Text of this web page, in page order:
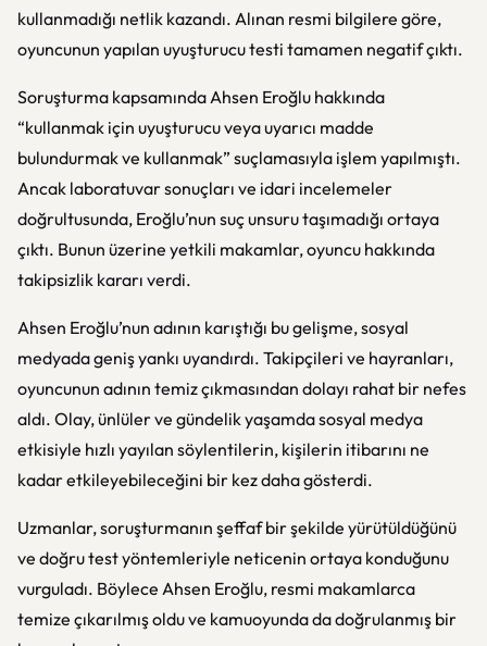
kullanmadığı netlik kazandı. Alınan resmi bilgilere göre,
oyuncunun yapılan uyuşturucu testi tamamen negatif çıktı.
Soruşturma kapsamında Ahsen Eroğlu hakkında
“kullanmak için uyuşturucu veya uyarıcı madde
bulundurmak ve kullanmak” suçlamasıyla işlem yapılmıştı.
Ancak laboratuvar sonuçları ve idari incelemeler
doğrultusunda, Eroğlu’nun suç unsuru taşımadığı ortaya
çıktı. Bunun üzerine yetkili makamlar, oyuncu hakkında
takipsizlik kararı verdi.
Ahsen Eroğlu’nun adının karıştığı bu gelişme, sosyal
medyada geniş yankı uyandırdı. Takipçileri ve hayranları,
oyuncunun adının temiz çıkmasından dolayı rahat bir nefes
aldı. Olay, ünlüler ve gündelik yaşamda sosyal medya
etkisiyle hızlı yayılan söylentilerin, kişilerin itibarını ne
kadar etkileyebileceğini bir kez daha gösterdi.
Uzmanlar, soruşturmanın şeffaf bir şekilde yürütüldüğünü
ve doğru test yöntemleriyle neticenin ortaya konduğunu
vurguladı. Böylece Ahsen Eroğlu, resmi makamlarca
temize çıkarılmış oldu ve kamuoyunda da doğrulanmış bir